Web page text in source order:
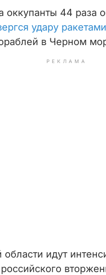
оккупанты 44 раза
удару
в Черном
РЕКЛАМА
области идут